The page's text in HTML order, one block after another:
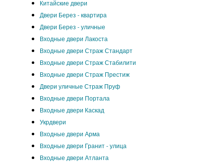
Китайские двери
Двери Берез - квартира
Двери Берез - уличные
Входные двери Лакоста
Входные двери Страж Стандарт
Входные двери Страж Стабилити
Входные двери Страж Престиж
Двери уличные Страж Пруф
Входные двери Портала
Входные двери Каскад
Укрдвери
Входные двери Арма
Входные двери Гранит - улица
Входные двери Атланта